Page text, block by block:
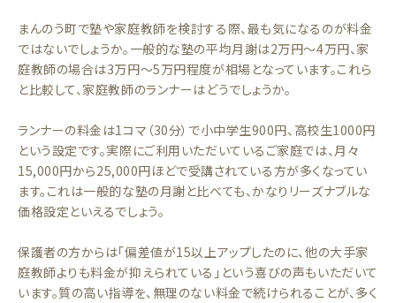
まんのう町で塾や家庭教師を検討する際、最も気になるのが料金
ではないでしょうか。一般的な塾の平均月謝は2万円〜4万円、家
庭教師の場合は3万円〜5万円程度が相場となっています。これら
と比較して、家庭教師のランナーはどうでしょうか。
ランナーの料金は1コマ（30分）で小中学生900円、高校生1000円
という設定です。実際にご利用いただいているご家庭では、月々
15,000円から25,000円ほどで受講されている方が多くなってい
ます。これは一般的な塾の月謝と比べても、かなりリーズナブルな
価格設定といえるでしょう。
保護者の方からは「偏差値が15以上アップしたのに、他の大手家
庭教師よりも料金が抑えられている」という喜びの声もいただいて
います。質の高い指導を、無理のない料金で続けられることが、多く